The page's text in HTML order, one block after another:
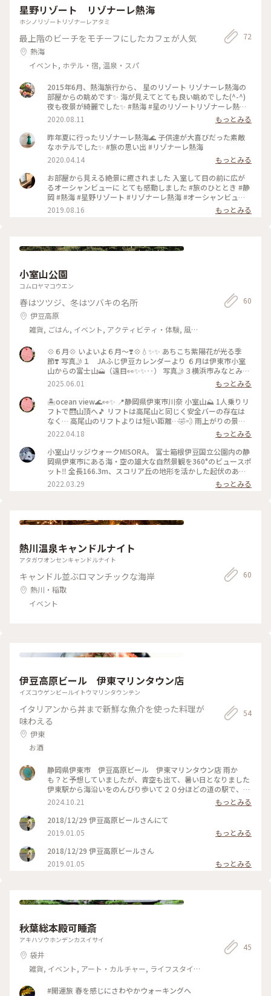
2月22日撮影) #静岡県 #河津町 #河津桜まつり #ひとりっぷ伊
豆#Discover伊豆#ディスカバー伊豆 #河津桜 #桜 #菜の花 #桜
星野リゾート リゾナーレ熱海
ホシノリゾートリゾナーレアタミ
最上階のビーチをモチーフにしたカフェが人気
熱海
イベント, ホテル・宿, 温泉・スパ
72
2015年6月、熱海旅行から、 星のリゾート リゾナーレ熱海の
部屋からの眺めです✨ 海が見えてとても良い眺めでした(^-^)
夜も夜景が綺麗でした✨ #熱海 #星のリゾートリゾナーレ熱海
#星のリゾート #リゾナーレ熱海 #わたしの旅 #熱海 #静岡県 #
旅行 #旅
2020.08.11
もっとみる
昨年夏に行ったリゾナーレ熱海🌊 子供達が大喜びだった素敵
なホテルでした✨ #旅の思い出 #リゾナーレ熱海
2020.04.14
もっとみる
お部屋から見える絶景に癒されました 入室して目の前に広が
るオーシャンビューに とても感動しました #旅のひととき #静
岡 #熱海 #星野リゾート #リゾナーレ熱海 #オーシャンビュー #
また来れますように
2019.08.16 もっとみる
小室山公園
コムロヤマコウエン
春はツツジ、冬はツバキの名所
伊豆高原
雑貨, ごはん, イベント, アクティビティ・体験, 風
60
💠６月💠 いよいよ６月〜❣️💠💧✨✨ あちこち紫陽花が光る季
節❣️ 写真🤳１ JAふじ伊豆カレンダーより ６月は伊東市小室
山からの富士山🗻（遠目👀✨✨‥） 写真🤳３横浜市みなとみら
いキャンパスの神奈川大学で見かけた雨上がりの紫陽花💠 写
真🤳２横浜市役所の周りの植栽 バラ🌹を眺めながらの 紫陽花
💠 写真🤳４、５ソラムナード羽田緑地の歩道脇のこれから色
付く紫陽花💠
2025.06.01
もっとみる
🏝ocean view🌊👀✨ 📍静岡県伊東市川奈 小室山⛰ 1人乗りリ
フトで🛗山頂へ🎵 リフトは高尾山と同じく安全バーの存在は
なく… 高尾山のリフトよりは短い距離…🤣💨 雨上がりの景色
を堪能〜🌊🏝 山の上から海を見下ろすと 潮の流れがよくわか
り色が違いました🌊✨✨ ちょうど雨が上がり☔️ 空気が澄んでと
っても清々しい気分❣️ 眼科には⛳️ゴルフ場⛳️ ウグイスの声が終
始BGM🎵😍 #雲図鑑 #ヒーリング旅 #春風さんぽ #Myことりっ
ぷ #らんらんらん #世界はステキな出逢いにあふれてる #うれ
しい楽しいワクワク心地良い #春よ拓け #伊東市 #静岡県伊東
市 #小室山 #ジュラシックロード #帰りは徒歩で下る
2022.04.18
もっとみる
小室山リッジウォークMISORA。 富士箱根伊豆国立公園内の静
岡県伊東市にある海・空の雄大な自然景観を360°のビュースポ
ット‼️ 全長166.3m、スコリア丘の地形を活かした起伏のある
ループ状の遊歩道で、標高321mの頂上から富士山、相模灘、
房総半島、伊豆七島、天城連山など360°一望できました😊 往
が、下りの12時過ぎには大混雑でリフト待ちが大行列でした💦
ーグルトフラッペを頼みました✨✨ どれも美味しかった😋
2022.03.29 もっとみる
熱川温泉キャンドルナイト
アタガワオンセンキャンドルナイト
キャンドル並ぶロマンチックな海岸
熱川・稲取
イベント
60
伊豆高原ビール 伊東マリンタウン店
イズコウゲンビールイトウマリンタウンテン
イタリアンから丼まで新鮮な魚介を使った料理が
味わえる
伊東
お酒
54
静岡県伊東市 伊豆高原ビール 伊東マリンタウン店 雨か
も？と予想していましたが、青空も出て、暑い日となりました
伊東駅から海沿いをのんびり歩いて２０分ほどの道の駅で、地
ビールが飲めるお店 しらすやマグロの海鮮丼の漁師メシがい
ろいろありました オーソドックスなビールに、シンプルピザ
とアジフライ定食をいただきました 暑い日だったのでビール
が美味しく、三枚もついてきたアジフライがサクサクで、つま
みになりました お客さんもお昼どきで次々に入ってきていま
した ヨットハーバーが見えるテラス席もあり、気持ち良さそ
うでした
2024.10.21
もっとみる
2018/12/29 伊豆高原ビールさんにて
2019.01.05
もっとみる
2018/12/29 伊豆高原ビールさん
2019.01.05
もっとみる
秋葉総本殿可睡斎
アキハソウホンデンカスイサイ
袋井
雑貨, イベント, アート・カルチャー, ライフスタイル,
45
#開運旅 春を感じにさわやかウォーキングへ